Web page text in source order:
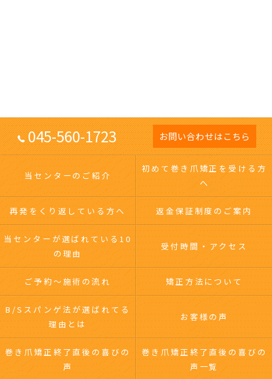
045-560-1723 お問い合わせはこちら
当センターのご紹介
初めて巻き爪矯正を受ける方
へ
再発をくり返している方へ 返金保証制度のご案内
当センターが選ばれている10
の理由
受付時間・アクセス
ご予約～施術の流れ 矯正方法について
B/Sスパンゲ法が選ばれてる
理由とは
お客様の声
巻き爪矯正終了直後の喜びの
声
巻き爪矯正終了直後の喜びの
声一覧